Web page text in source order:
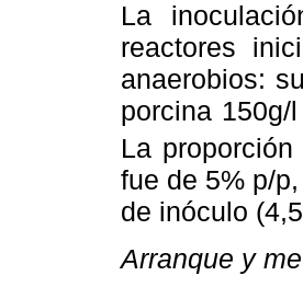
La
reactores
anaerobios:
porcina
La
fue de 5% p/
de inóculo
Arranque y